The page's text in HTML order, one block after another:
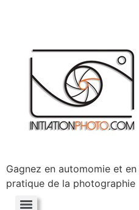
Gagnez en automomie et
pratique de la photographie